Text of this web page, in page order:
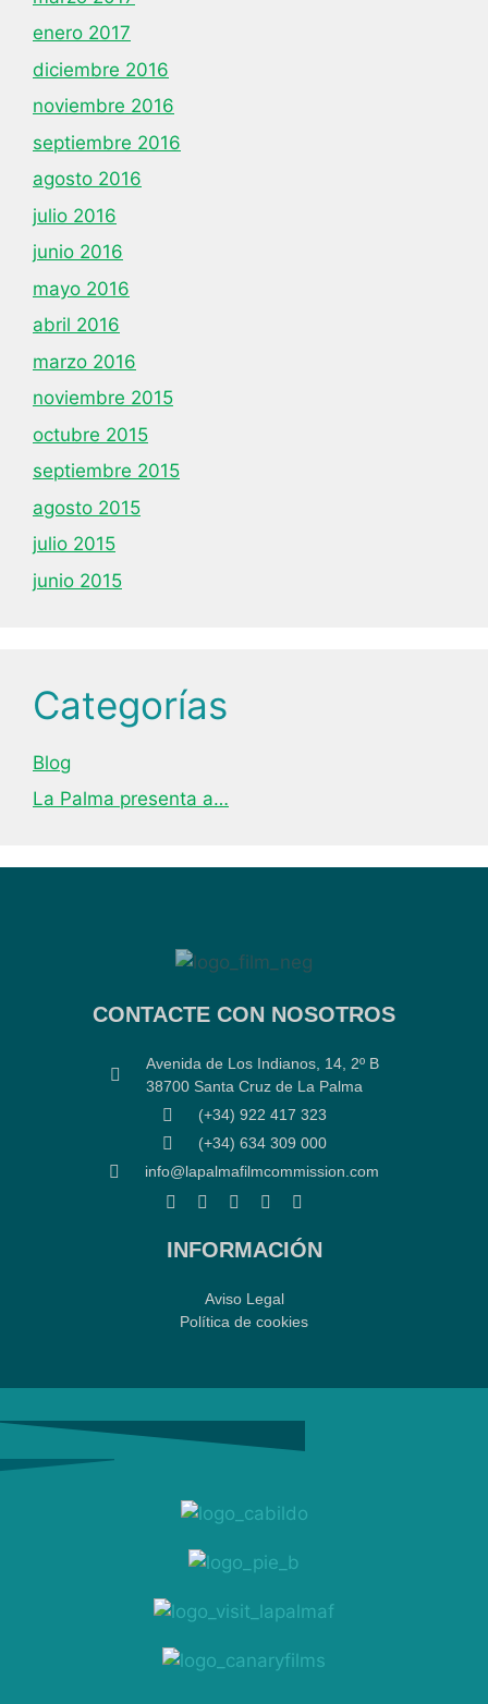
enero 2017
diciembre 2016
noviembre 2016
septiembre 2016
agosto 2016
julio 2016
junio 2016
mayo 2016
abril 2016
marzo 2016
noviembre 2015
octubre 2015
septiembre 2015
agosto 2015
julio 2015
junio 2015
Categorías
Blog
La Palma presenta a…
CONTACTE CON NOSOTROS
Avenida de Los Indianos, 14, 2º B
38700 Santa Cruz de La Palma
(+34) 922 417 323
(+34) 634 309 000
info@lapalmafilmcommission.com
INFORMACIÓN
Aviso Legal
Política de cookies